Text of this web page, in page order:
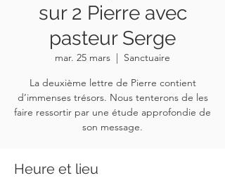
sur 2 Pierre avec
pasteur Serge
mar. 25 mars
  |
Sanctuaire
La deuxième lettre de Pierre contient
d’immenses trésors. Nous tenterons de les
faire ressortir par une étude approfondie de
son message.
Heure et lieu